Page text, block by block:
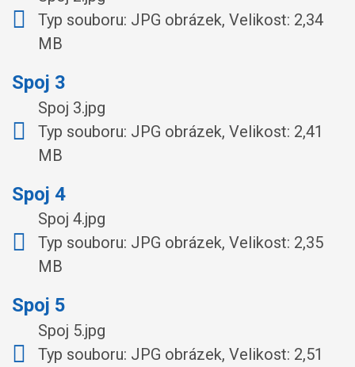
Typ souboru: JPG obrázek, Velikost: 2,34
MB
Spoj 3
Spoj 3.jpg
Typ souboru: JPG obrázek, Velikost: 2,41
MB
Spoj 4
Spoj 4.jpg
Typ souboru: JPG obrázek, Velikost: 2,35
MB
Spoj 5
Spoj 5.jpg
Typ souboru: JPG obrázek, Velikost: 2,51